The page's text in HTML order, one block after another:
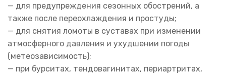
— для предупреждения сезонных обострений, а
также после переохлаждения и простуды;
— для снятия ломоты в суставах при изменении
атмосферного давления и ухудшении погоды
(метеозависимость);
— при бурситах, тендовагинитах, периартритах,